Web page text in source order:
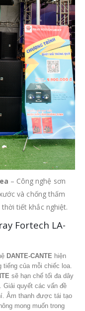
– Công nghệ sơn
và chống thấm
tiết khắc nghiệt.
Fortech LA-
DANTE-CANTE hiện
của mỗi chiếc loa.
sẽ hạn chế tối đa dây
quyết các vấn đề
Âm thanh được tái tạo
mong muốn trong